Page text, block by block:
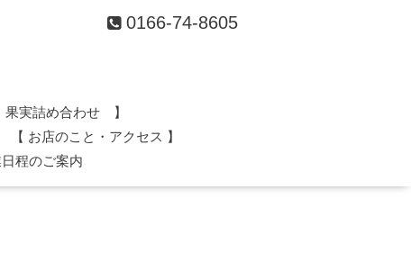
0166-74-8605
果実詰め合わせ 】
【 お店のこと・アクセス 】
程のご案内